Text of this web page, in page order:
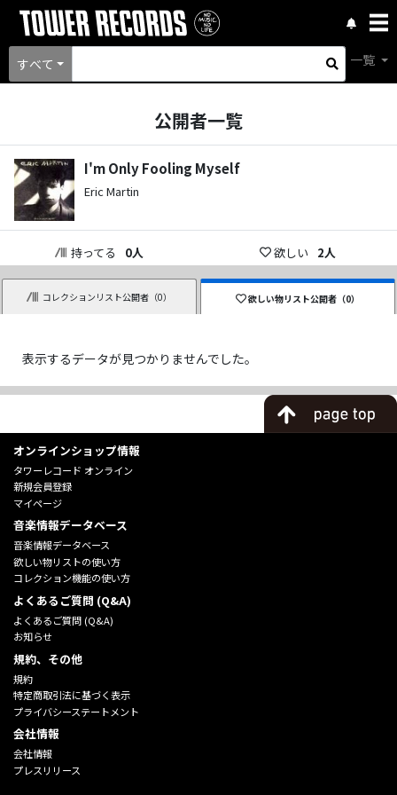
すべて 一覧
公開者一覧
I'm Only Fooling Myself
Eric Martin
持ってる 0人 欲しい 2人
コレクションリスト公開者（0） 欲しい物リスト公開者（0）
表示するデータが見つかりませんでした。
オンラインショップ情報
タワーレコード オンライン
新規会員登録
マイページ
音楽情報データベース
音楽情報データベース
欲しい物リストの使い方
コレクション機能の使い方
よくあるご質問 (Q&A)
よくあるご質問 (Q&A)
お知らせ
規約、その他
規約
特定商取引法に基づく表示
プライバシーステートメント
会社情報
会社情報
プレスリリース